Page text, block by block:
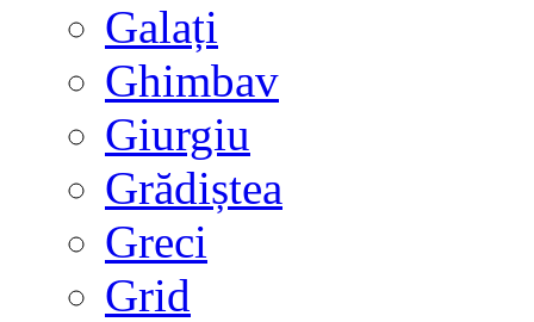
Galați
Ghimbav
Giurgiu
Grădiștea
Greci
Grid